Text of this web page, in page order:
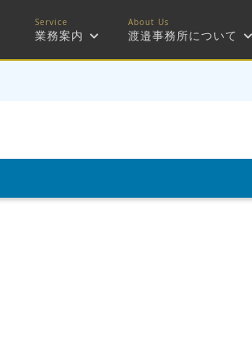
業務案内 渡邉事務所について